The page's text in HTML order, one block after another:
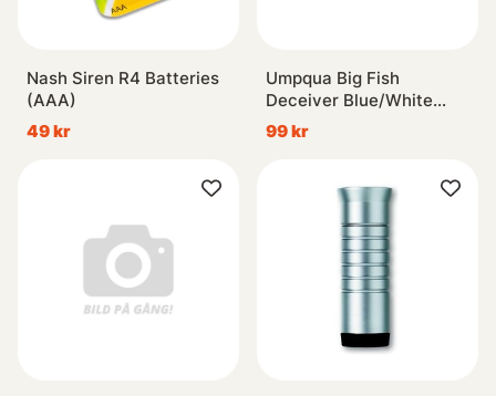
Nash Siren R4 Batteries
(AAA)
49 kr
Umpqua Big Fish
Deceiver Blue/White
#3/0
99 kr